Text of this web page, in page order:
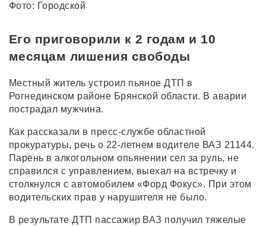
Фото: Городской
Его приговорили к 2 годам и 10
месяцам лишения свободы
Местный житель устроил пьяное ДТП в
Рогнединском районе Брянской области. В аварии
пострадал мужчина.
Как рассказали в пресс-службе областной
прокуратуры, речь о 22-летнем водителе ВАЗ 21144.
Парень в алкогольном опьянении сел за руль, не
справился с управлением, выехал на встречку и
столкнулся с автомобилем «Форд Фокус». При этом
водительских прав у нарушителя не было.
В результате ДТП пассажир ВАЗ получил тяжелые